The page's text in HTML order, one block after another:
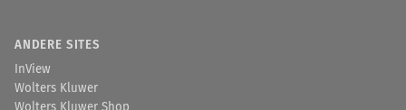
ANDERE SITES
InView
Wolters Kluwer